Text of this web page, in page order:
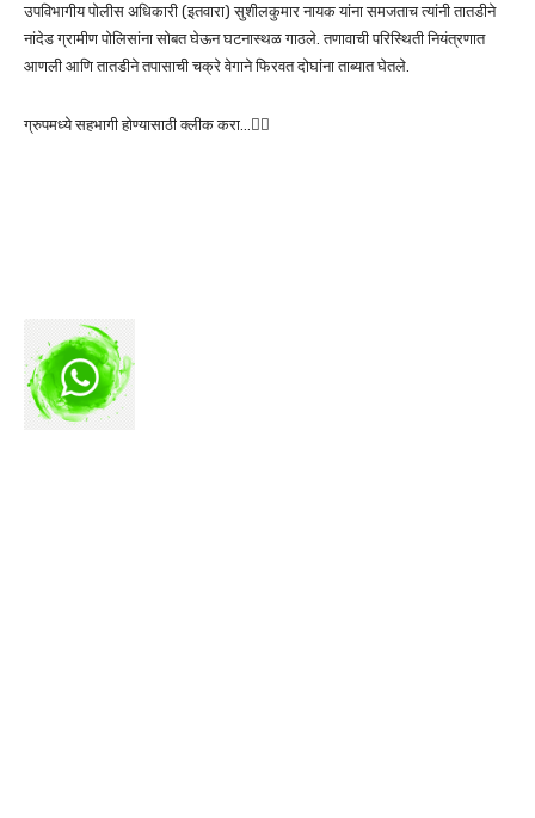
उपविभागीय पोलीस अधिकारी (इतवारा) सुशीलकुमार नायक यांना समजताच त्यांनी तातडीने
नांदेड ग्रामीण पोलिसांना सोबत घेऊन घटनास्थळ गाठले. तणावाची परिस्थिती नियंत्रणात
आणली आणि तातडीने तपासाची चक्रे वेगाने फिरवत दोघांना ताब्यात घेतले.
ग्रुपमध्ये सहभागी होण्यासाठी क्लीक करा…👆🏻